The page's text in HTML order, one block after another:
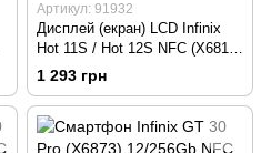
Артикул: 91932
Дисплей (екран) LCD Infinix
Hot 11S / Hot 12S NFC (X6812
/ X6812B) з touchscreen Black
1 293 грн